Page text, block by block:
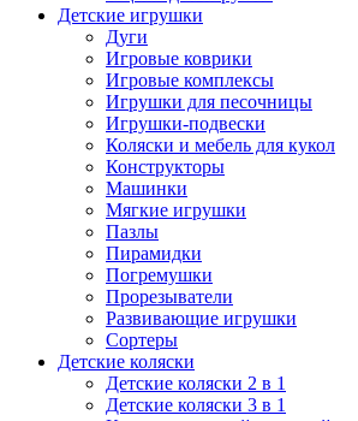
Детские игрушки
Дуги
Игровые коврики
Игровые комплексы
Игрушки для песочницы
Игрушки-подвески
Коляски и мебель для кукол
Конструкторы
Машинки
Мягкие игрушки
Пазлы
Пирамидки
Погремушки
Прорезыватели
Развивающие игрушки
Сортеры
Детские коляски
Детские коляски 2 в 1
Детские коляски 3 в 1